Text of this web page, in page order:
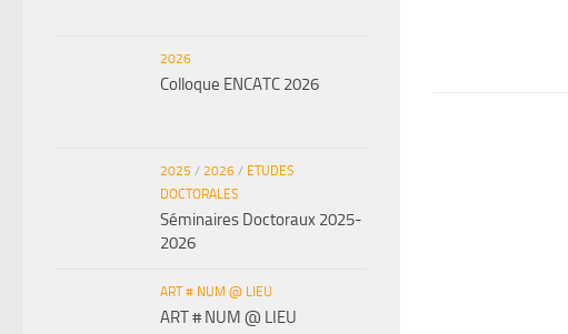
2026
Colloque ENCATC 2026
2025 / 2026 / ETUDES
DOCTORALES
Séminaires Doctoraux 2025-
2026
ART # NUM @ LIEU
ART # NUM @ LIEU